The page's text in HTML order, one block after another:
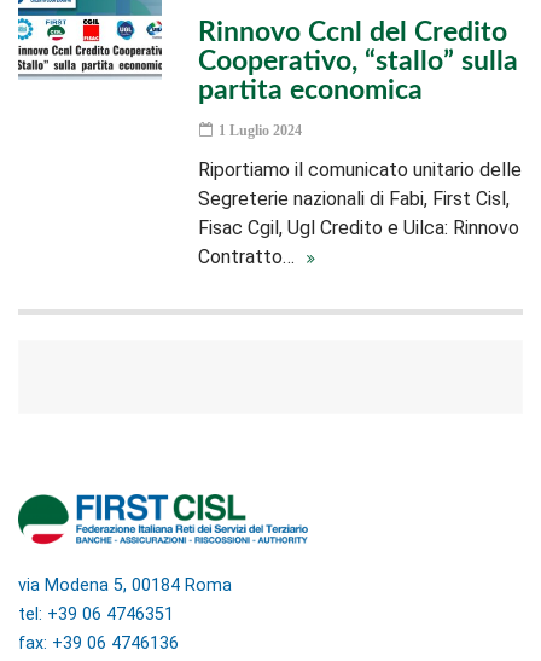
Rinnovo Ccnl del Credito
Cooperativo, “stallo” sulla
partita economica
1 Luglio 2024
Riportiamo il comunicato unitario delle
Segreterie nazionali di Fabi, First Cisl,
Fisac Cgil, Ugl Credito e Uilca: Rinnovo
Contratto…
via Modena 5, 00184 Roma
tel: +39 06 4746351
fax: +39 06 4746136